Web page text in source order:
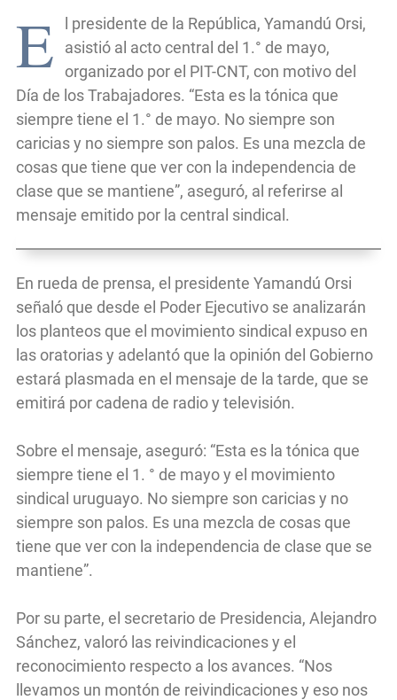
E
l presidente de la República, Yamandú Orsi,
asistió al acto central del 1.° de mayo,
organizado por el PIT-CNT, con motivo del
Día de los Trabajadores. “Esta es la tónica que
siempre tiene el 1.° de mayo. No siempre son
caricias y no siempre son palos. Es una mezcla de
cosas que tiene que ver con la independencia de
clase que se mantiene”, aseguró, al referirse al
mensaje emitido por la central sindical.
En rueda de prensa, el presidente Yamandú Orsi
señaló que desde el Poder Ejecutivo se analizarán
los planteos que el movimiento sindical expuso en
las oratorias y adelantó que la opinión del Gobierno
estará plasmada en el mensaje de la tarde, que se
emitirá por cadena de radio y televisión.
Sobre el mensaje, aseguró: “Esta es la tónica que
siempre tiene el 1. ° de mayo y el movimiento
sindical uruguayo. No siempre son caricias y no
siempre son palos. Es una mezcla de cosas que
tiene que ver con la independencia de clase que se
mantiene”.
Por su parte, el secretario de Presidencia, Alejandro
Sánchez, valoró las reivindicaciones y el
reconocimiento respecto a los avances. “Nos
llevamos un montón de reivindicaciones y eso nos